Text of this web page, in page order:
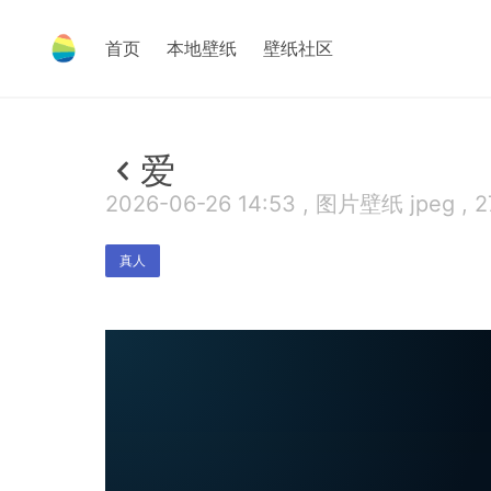
首页 本地壁纸 壁纸社区
爱
2026-06-26 14:53 , 图片壁纸 jpeg ,
真人